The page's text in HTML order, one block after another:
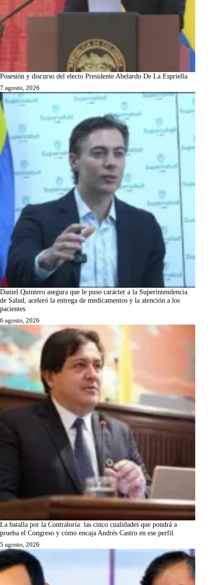
Posesión y discurso del electo Presidente Abelardo De La Espriella
7 agosto, 2026
Daniel Quintero asegura que le puso carácter a la Superintendencia
de Salud, aceleró la entrega de medicamentos y la atención a los
pacientes
6 agosto, 2026
La batalla por la Contraloría: las cinco cualidades que pondrá a
prueba el Congreso y cómo encaja Andrés Castro en ese perfil
5 agosto, 2026